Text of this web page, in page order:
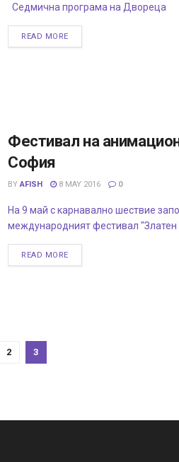
Седмична програма на Двореца
READ MORE
Фестивал на
София
BY AFISH 8 MAY 2016 0
На 9 май с карнавално шествие
международният фестивал "Златен
READ MORE
2 3